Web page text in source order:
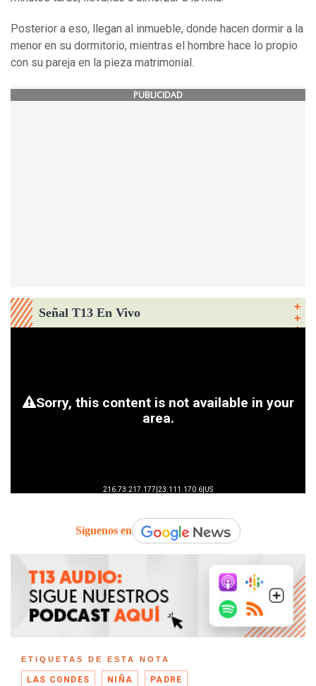
Posterior a eso, llegan al inmueble, donde hacen dormir a la
menor en su dormitorio, mientras el hombre hace lo propio
con su pareja en la pieza matrimonial.
PUBLICIDAD
Señal T13 En Vivo
Síguenos en
ETIQUETAS DE ESTA NOTA
LAS CONDES NIÑA PADRE